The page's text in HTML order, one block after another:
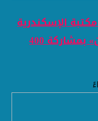
الإسكندرية
احتضنت ختام مشروع «إنسان» بمشاركة 400